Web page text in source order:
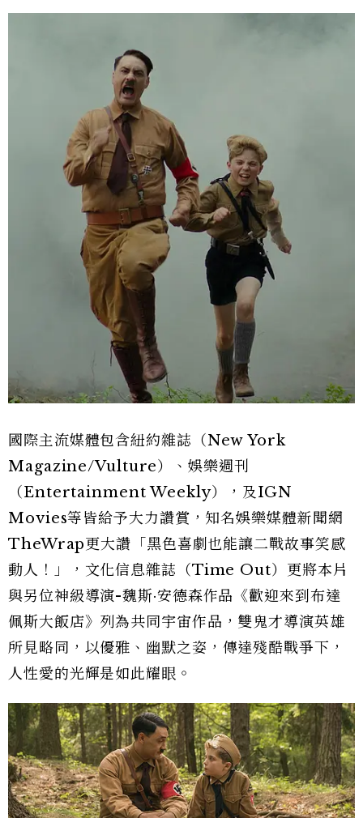
國際主流媒體包含紐約雜誌（New York
Magazine/Vulture）、娛樂週刊
（Entertainment Weekly），及IGN
Movies等皆給予大力讚賞，知名娛樂媒體新聞網
TheWrap更大讚「黑色喜劇也能讓二戰故事笑感
動人！」，文化信息雜誌（Time Out）更將本片
與另位神級導演-魏斯·安德森作品《歡迎來到布達
佩斯大飯店》列為共同宇宙作品，雙鬼才導演英雄
所見略同，以優雅、幽默之姿，傳達殘酷戰爭下，
人性愛的光輝是如此耀眼。